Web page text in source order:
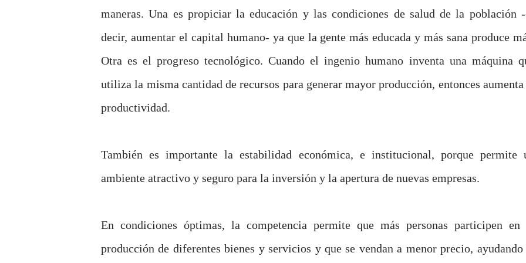
maneras. Una es propiciar la educación y las condiciones de salud de la población -
decir, aumentar el capital humano- ya que la gente más educada y más sana produce
Otra es el progreso tecnológico. Cuando el ingenio humano inventa una máquina
utiliza la misma cantidad de recursos para generar mayor producción, entonces
productividad.
También es importante la estabilidad económica, e institucional, porque permite
ambiente atractivo y seguro para la inversión y la apertura de nuevas empresas.
En condiciones óptimas, la competencia permite que más personas participen en
producción de diferentes bienes y servicios y que se vendan a menor precio,